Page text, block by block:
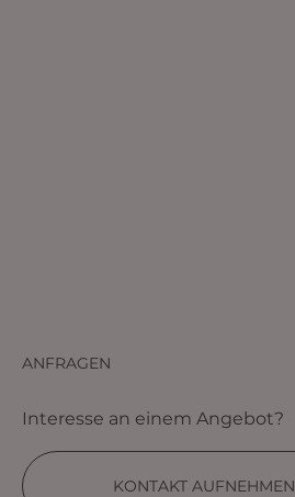
ANFRAGEN
Interesse an einem Angebot?
KONTAKT AUFNEHMEN